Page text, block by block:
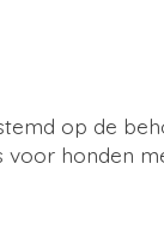
op de
voor honden